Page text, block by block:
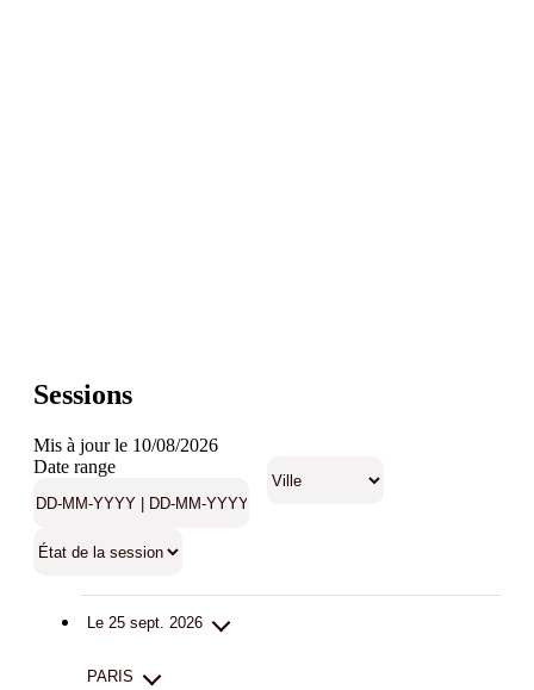
Sessions
Mis à jour le 10/08/2026
Date range
Le 25 sept. 2026
PARIS